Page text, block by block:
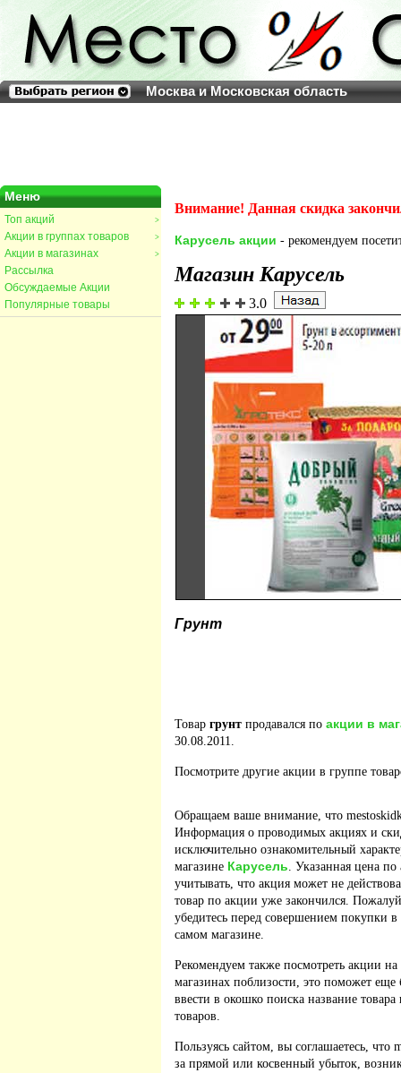
Москва и Московская область
Меню
>
Топ акций
>
Акции в группах товаров
>
Акции в магазинах
Рассылка
Обсуждаемые Акции
Популярные товары
Внимание! Данная скидка
Карусель акции - рекомендуем
Магазин Карусель
3.0
Грунт
Товар грунт продавался по акции в
30.08.2011.
Посмотрите другие акции в группе
Обращаем ваше внимание, что
Информация о проводимых акциях и
исключительно ознакомительный
магазине Карусель. Указанная цена по
учитывать, что акция может не
товар по акции уже закончился.
убедитесь перед совершением покупки
самом магазине.
Рекомендуем также посмотреть акции
магазинах поблизости, это поможет еще
ввести в окошко поиска название
товаров.
Пользуясь сайтом, вы соглашаетесь, что
за прямой или косвенный убыток,